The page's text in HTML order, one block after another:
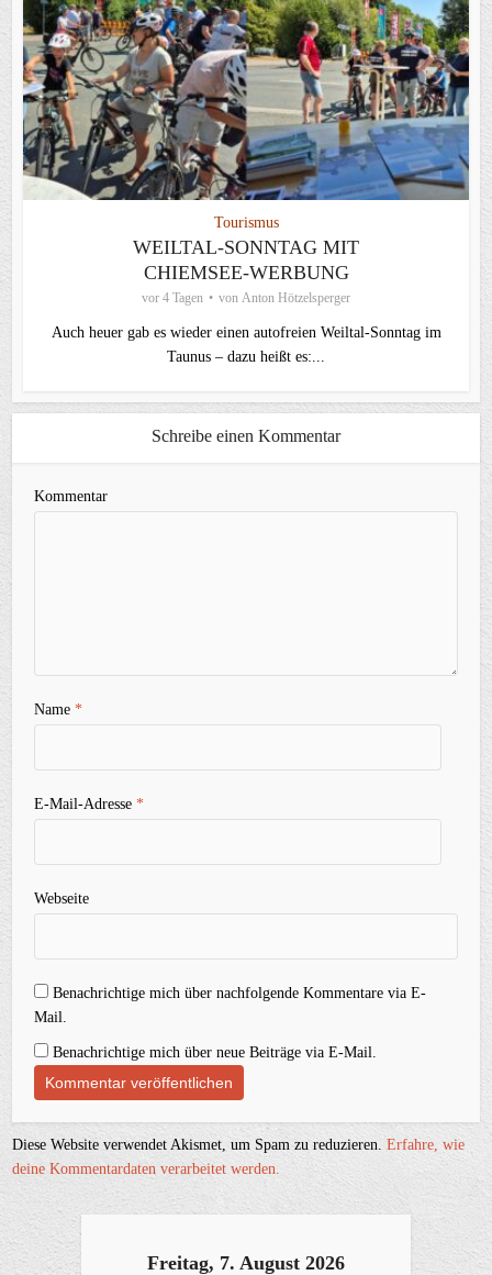
Tourismus
WEILTAL-SONNTAG MIT
CHIEMSEE-WERBUNG
vor 4 Tagen von Anton Hötzelsperger
Auch heuer gab es wieder einen autofreien Weiltal-Sonntag im
Taunus – dazu heißt es:...
Schreibe einen Kommentar
Kommentar
Name*
E-Mail-Adresse*
Webseite
Benachrichtige mich über nachfolgende Kommentare via E-
Mail.
Benachrichtige mich über neue Beiträge via E-Mail.
Diese Website verwendet Akismet, um Spam zu reduzieren.Erfahre, wie
deine Kommentardaten verarbeitet werden.
Freitag, 7. August 2026